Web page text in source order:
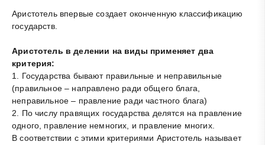
Аристотель впервые создает оконченную классификацию
государств.
Аристотель в делении на виды применяет два
критерия:
1. Государства бывают правильные и неправильные
(правильное – направлено ради общего блага,
неправильное – правление ради частного блага)
2. По числу правящих государства делятся на правление
одного, правление немногих, и правление многих.
В соответствии с этими критериями Аристотель называет